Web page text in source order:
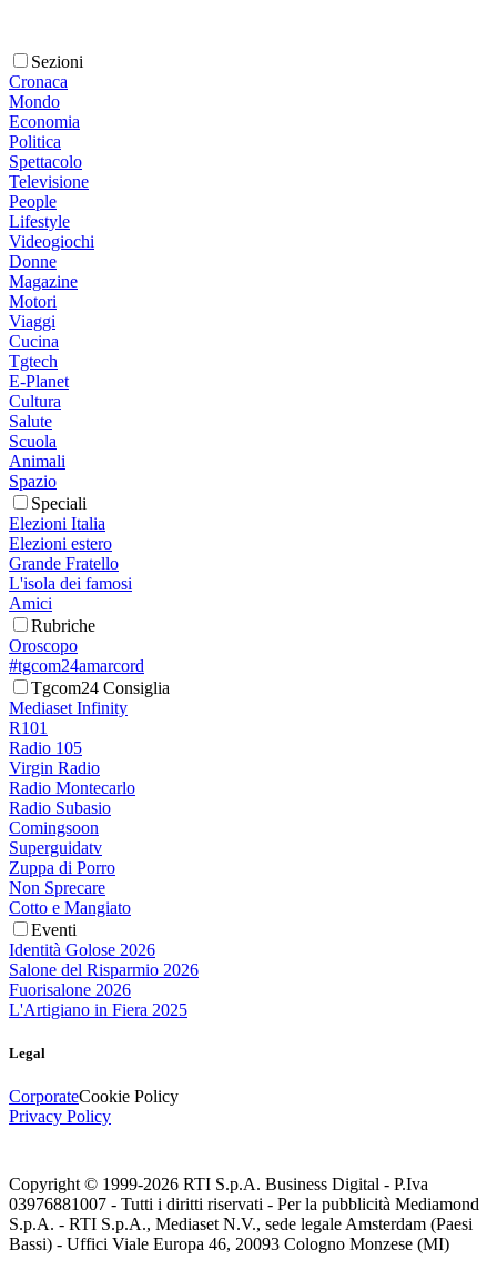
Sezioni
Cronaca
Mondo
Economia
Politica
Spettacolo
Televisione
People
Lifestyle
Videogiochi
Donne
Magazine
Motori
Viaggi
Cucina
Tgtech
E-Planet
Cultura
Salute
Scuola
Animali
Spazio
Speciali
Elezioni Italia
Elezioni estero
Grande Fratello
L'isola dei famosi
Amici
Rubriche
Oroscopo
#tgcom24amarcord
Tgcom24 Consiglia
Mediaset Infinity
R101
Radio 105
Virgin Radio
Radio Montecarlo
Radio Subasio
Comingsoon
Superguidatv
Zuppa di Porro
Non Sprecare
Cotto e Mangiato
Eventi
Identità Golose 2026
Salone del Risparmio 2026
Fuorisalone 2026
L'Artigiano in Fiera 2025
Legal
CorporateCookie Policy
Privacy Policy
Copyright © 1999-2026 RTI S.p.A. Business Digital - P.Iva
03976881007 - Tutti i diritti riservati - Per la pubblicità Mediamond
S.p.A. - RTI S.p.A., Mediaset N.V., sede legale Amsterdam (Paesi
Bassi) - Uffici Viale Europa 46, 20093 Cologno Monzese (MI)